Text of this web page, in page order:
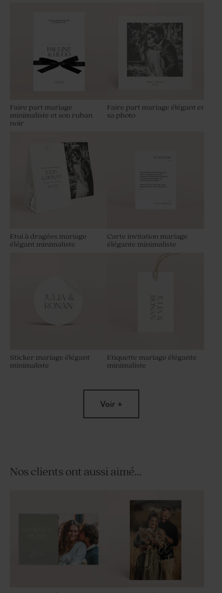
Faire part mariage
minimaliste et son ruban
noir
Faire part mariage élégant et
sa photo
Etui à dragées mariage
élégant minimaliste
Carte invitation mariage
élégante minimaliste
Sticker mariage élégant
minimaliste
Etiquette mariage élégante
minimaliste
opaque mariage - 50 ml
Voir +
Nos clients ont aussi aimé...